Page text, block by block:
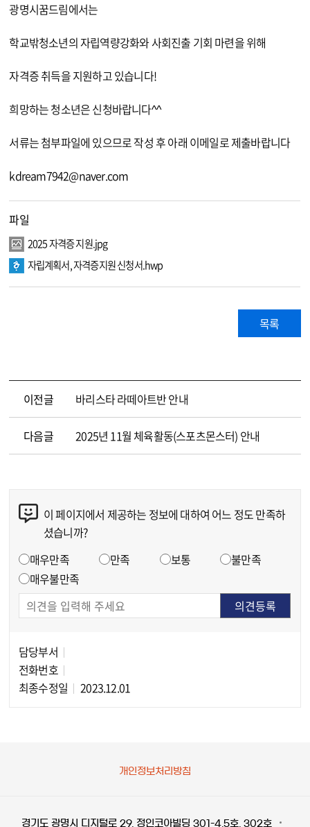
광명시꿈드림에서는
학교밖청소년의 자립역량강화와 사회진출 기회 마련을 위해
자격증 취득을 지원하고 있습니다!
희망하는 청소년은 신청바랍니다^^
서류는 첨부파일에 있으므로 작성 후 아래 이메일로 제출바랍니다
kdream7942@naver.com
파일
2025 자격증 지원.jpg
자립계획서, 자격증지원 신청서.hwp
목록
이전글 바리스타 라떼아트반 안내
다음글 2025년 11월 체육활동(스포츠몬스터) 안내
이 페이지에서 제공하는 정보에 대하여 어느 정도 만족하
셨습니까?
매우만족 만족 보통
불만족
매우불만족
담당부서
전화번호
최종수정일
2023.12.01
개인정보처리방침
경기도 광명시 디지털로 29, 정인코아빌딩 301-4,5호, 302호